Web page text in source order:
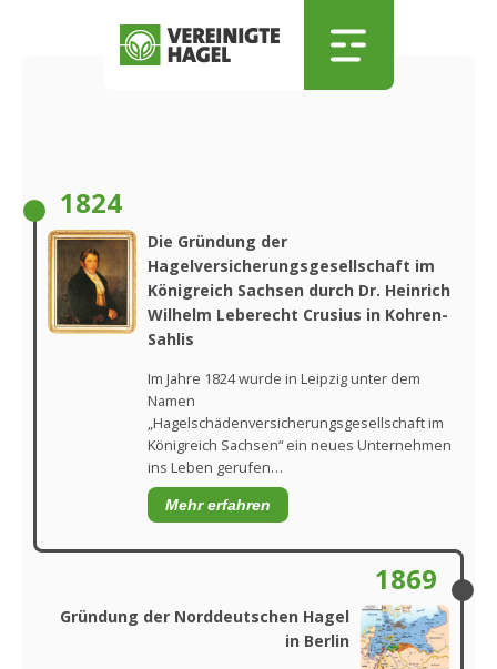
1824
Die Gründung der
Hagelversicherungsgesellschaft im
Königreich Sachsen durch Dr. Heinrich
Wilhelm Leberecht Crusius in Kohren-
Sahlis
Im Jahre 1824 wurde in Leipzig unter dem
Namen
„Hagelschädenversicherungsgesellschaft im
Königreich Sachsen“ ein neues Unternehmen
ins Leben gerufen…
Mehr erfahren
1869
Gründung der Norddeutschen Hagel
in Berlin